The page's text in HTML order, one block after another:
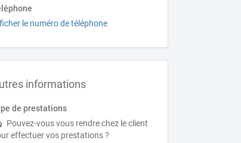
le numéro de téléphone
informations
de prestations
Pouvez-vous vous rendre chez le client
effectuer vos prestations ?